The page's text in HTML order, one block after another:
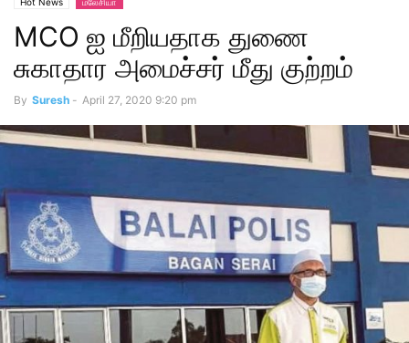
MCO ஐ மீறியதாக துணை
சுகாதார அமைச்சர் மீது குற்றம்
By Suresh - April 27, 2020 9:20 pm